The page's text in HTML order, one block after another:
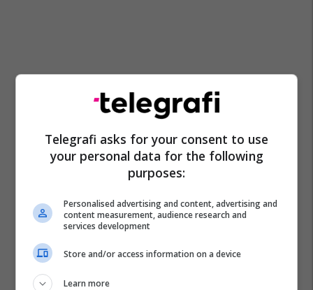
Telegrafi asks for your consent to use
your personal data for the following
purposes:
Personalised advertising and content, advertising and
content measurement, audience research and
services development
Store and/or access information on a device
Learn more